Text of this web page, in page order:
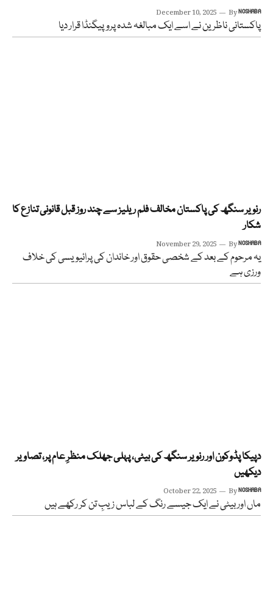
December 10, 2025 ByNOSHABA
پاکستانی ناظرین نے اسے ایک مبالغہ شدہ پروپیگنڈا قرار دیا
رنویر سنگھ کی پاکستان مخالف فلم ریلیز سے چند روز قبل قانونی تنازع کا
شکار
November 29, 2025 ByNOSHABA
یہ مرحوم کے بعد کے شخصی حقوق اور خاندان کی پرائیویسی کی خلاف
ورزی ہے
دپیکا پڈوکون اور رنویر سنگھ کی بیٹی، پہلی جھلک منظرِ عام پر، تصاویر
دیکھیں
October 22, 2025 ByNOSHABA
ماں اور بیٹی نے ایک جیسے رنگ کے لباس زیبِ تن کر رکھے ہیں